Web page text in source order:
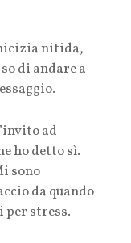
nitida,
di andare a
ad
ho detto sì.
sono
da quando
per stress.